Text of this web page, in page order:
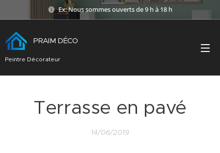
Ex: Nous sommes ouverts de 9 h à 18 h
PRAIM DÉCO
Peintre Décorateur
Terrasse en pavé
14/06/2019